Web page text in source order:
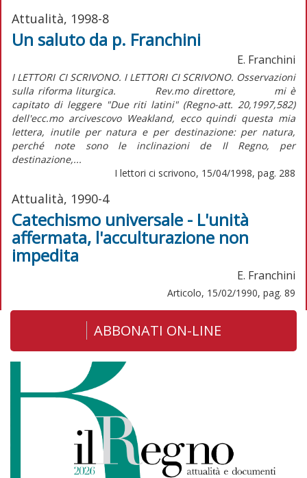
Attualità, 1998-8
Un saluto da p. Franchini
E. Franchini
I LETTORI CI SCRIVONO. I LETTORI CI SCRIVONO. Osservazioni
sulla riforma liturgica. Rev.mo direttore, mi è
capitato di leggere "Due riti latini" (Regno-att. 20,1997,582)
dell'ecc.mo arcivescovo Weakland, ecco quindi questa mia
lettera, inutile per natura e per destinazione: per natura,
perché note sono le inclinazioni de Il Regno, per
destinazione,...
I lettori ci scrivono, 15/04/1998, pag. 288
Attualità, 1990-4
Catechismo universale - L'unità
affermata, l'acculturazione non
impedita
E. Franchini
Articolo, 15/02/1990, pag. 89
ABBONATI ON-LINE